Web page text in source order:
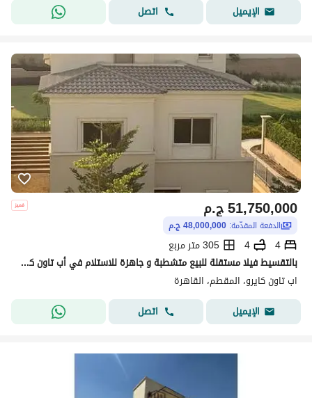
الإيميل
اتصل
ج.م51,750,000
الدفعة المقدّمة: 48,000,000 ج.م
4
4
305 متر مربع
بالتقسيط فيلا مستقلة للبيع متشطبة و جاهزة للاستلام في أب تاون كايرو إعمار المقطم Uptown Cairo Mokattam by Emaar
اب تاون كايرو، المقطم، القاهرة
الإيميل
اتصل